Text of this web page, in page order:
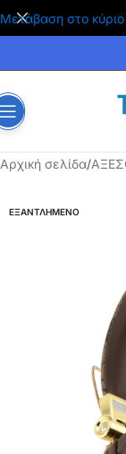
Μετάβαση στο🚚 Δωρεάν
Αρχική σελίδα/
ΕΞΑΝΤΛΗΜΕΝΟ